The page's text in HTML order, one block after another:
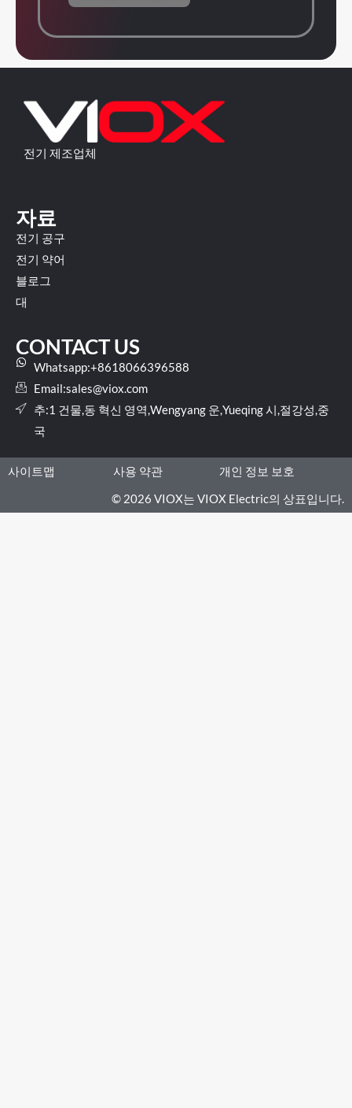
전기 제조업체
자료
전기 공구
전기 약어
블로그
대
CONTACT US
Whatsapp:+8618066396588
Email:sales@viox.com
추:1 건물,동 혁신 영역,Wengyang 운,Yueqing 시,절강성,중
국
사이트맵 사용 약관
개인 정보 보호
© 2026 VIOX는 VIOX Electric의 상표입니다.